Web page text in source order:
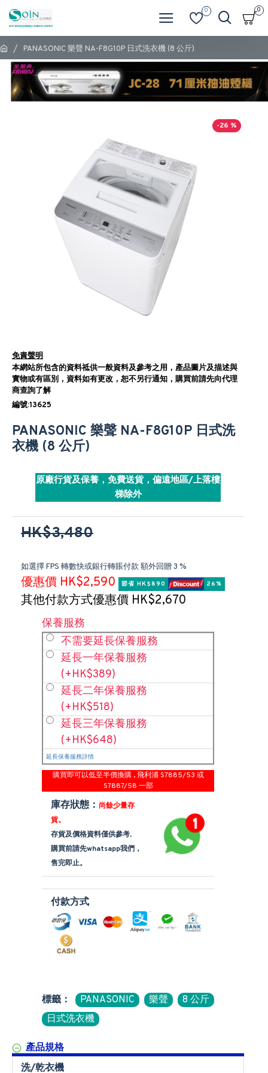
0 0
PANASONIC 樂聲 NA-F8G10P 日式洗衣機 (8 公斤)
-26 %
免責聲明
本網站所包含的資料祗供一般資料及參考之用，產品圖片及描述與
實物或有區別，資料如有更改，恕不另行通知，購買前請先向代理
商查詢了解
編號:13625
PANASONIC 樂聲 NA-F8G10P 日式洗
衣機 (8 公斤)
原廠行貨及保養，免費送貨，偏遠地區/上落樓
梯除外
HK$3,480
如選擇 FPS 轉數快或銀行轉賬付款 額外回贈 3 %
優惠價 HK$2,590 節省 HK$890 26%
其他付款方式優惠價 HK$2,670
保養服務
不需要延長保養服務
延長一年保養服務
(+HK$389)
延長二年保養服務
(+HK$518)
延長三年保養服務
(+HK$648)
延長保養服務詳情
購買即可以低至半價換購 , 飛利浦 S7885/53 或
S7887/58 一部
庫存狀態： 尚餘少量存
貨。
存貨及價格資料僅供參考,
購買前請先whatsapp我們，
售完即止。
付款方式
標籤： PANASONIC 樂聲
8 公斤
日式洗衣機
產品規格
洗/乾衣機